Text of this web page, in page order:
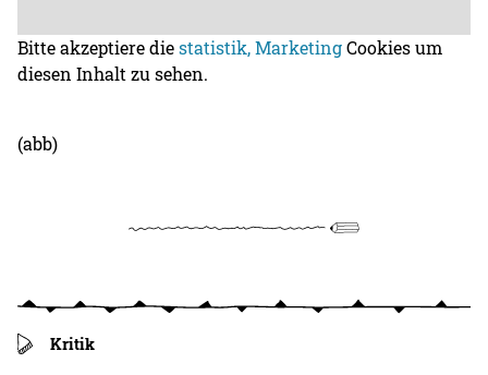
Bitte akzeptiere diestatistik, MarketingCookies um
diesen Inhalt zu sehen.
(abb)
Kritik